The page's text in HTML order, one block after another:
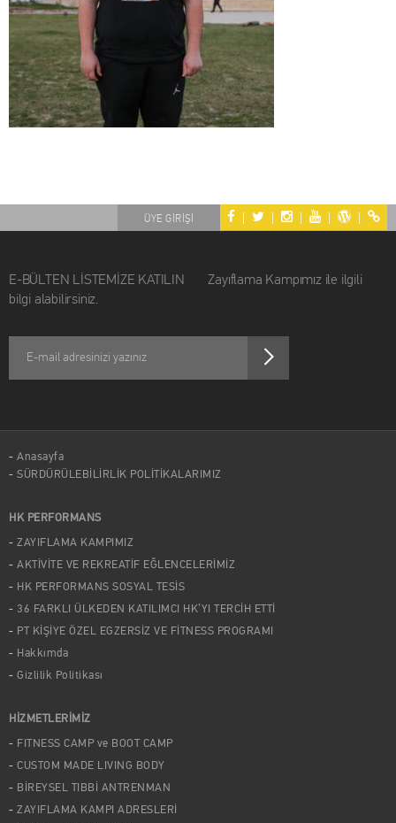
| | | | |
ÜYE GİRİŞİ
E-BÜLTEN LİSTEMİZE KATILIN Zayıflama Kampımız ile ilgili
bilgi alabilirsiniz.
Anasayfa
SÜRDÜRÜLEBİLİRLİK POLİTİKALARIMIZ
HK PERFORMANS
ZAYIFLAMA KAMPIMIZ
AKTİVİTE VE REKREATİF EĞLENCELERİMİZ
HK PERFORMANS SOSYAL TESİS
36 FARKLI ÜLKEDEN KATILIMCI HK’YI TERCİH ETTİ
PT KİŞİYE ÖZEL EGZERSİZ VE FİTNESS PROGRAMI
Hakkımda
Gizlilik Politikası
HİZMETLERİMİZ
FITNESS CAMP ve BOOT CAMP
CUSTOM MADE LIVING BODY
BİREYSEL TIBBİ ANTRENMAN
ZAYIFLAMA KAMPI ADRESLERİ